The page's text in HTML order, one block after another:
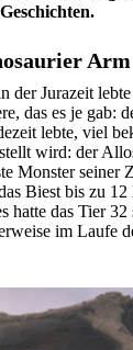
Arm
der Jurazeit lebte
das es je gab:
lebte, viel
wird: der
Monster seiner
Biest bis zu
hatte das Tier 32
im Laufe